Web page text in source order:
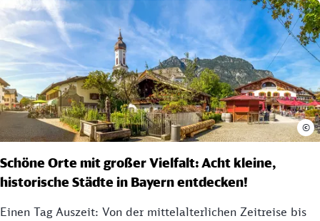
Schöne Orte mit großer Vielfalt: Acht kleine,
historische Städte in Bayern entdecken!
Einen Tag Auszeit: Von der mittelalterlichen Zeitreise bis
©